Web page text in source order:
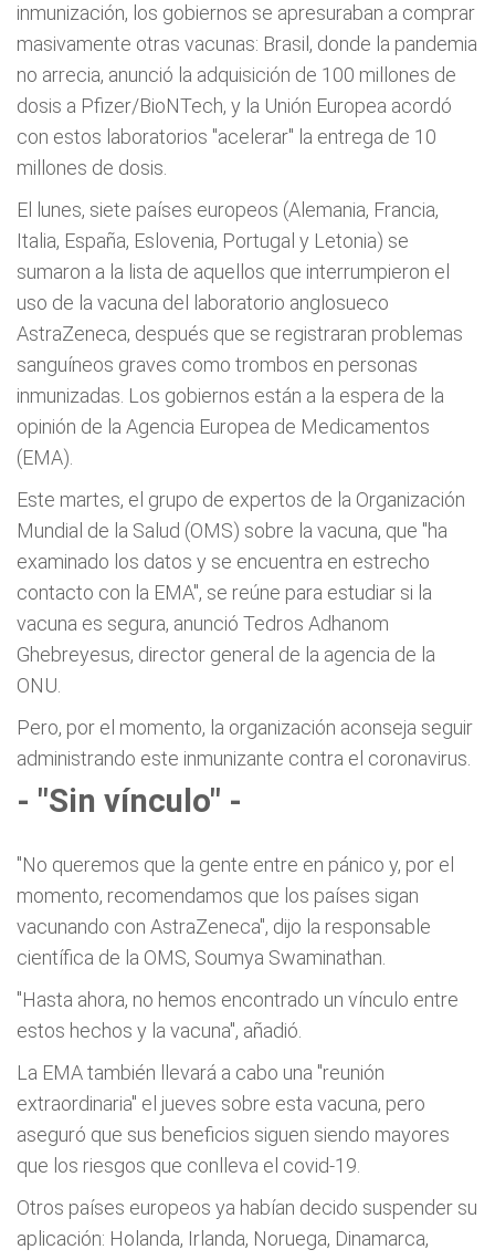
inmunización, los gobiernos se apresuraban a comprar
masivamente otras vacunas: Brasil, donde la pandemia
no arrecia, anunció la adquisición de 100 millones de
dosis a Pfizer/BioNTech, y la Unión Europea acordó
con estos laboratorios "acelerar" la entrega de 10
millones de dosis.
El lunes, siete países europeos (Alemania, Francia,
Italia, España, Eslovenia, Portugal y Letonia) se
sumaron a la lista de aquellos que interrumpieron el
uso de la vacuna del laboratorio anglosueco
AstraZeneca, después que se registraran problemas
sanguíneos graves como trombos en personas
inmunizadas. Los gobiernos están a la espera de la
opinión de la Agencia Europea de Medicamentos
(EMA).
Este martes, el grupo de expertos de la Organización
Mundial de la Salud (OMS) sobre la vacuna, que "ha
examinado los datos y se encuentra en estrecho
contacto con la EMA", se reúne para estudiar si la
vacuna es segura, anunció Tedros Adhanom
Ghebreyesus, director general de la agencia de la
ONU.
Pero, por el momento, la organización aconseja seguir
administrando este inmunizante contra el coronavirus.
- "Sin vínculo" -
"No queremos que la gente entre en pánico y, por el
momento, recomendamos que los países sigan
vacunando con AstraZeneca", dijo la responsable
científica de la OMS, Soumya Swaminathan.
"Hasta ahora, no hemos encontrado un vínculo entre
estos hechos y la vacuna", añadió.
La EMA también llevará a cabo una "reunión
extraordinaria" el jueves sobre esta vacuna, pero
aseguró que sus beneficios siguen siendo mayores
que los riesgos que conlleva el covid-19.
Otros países europeos ya habían decido suspender su
aplicación: Holanda, Irlanda, Noruega, Dinamarca,